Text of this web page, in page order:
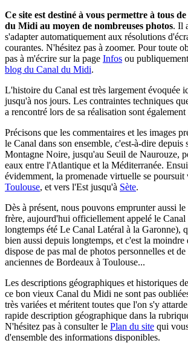
Ce site est destiné à vous permettre à tous
du Midi au moyen de nombreuses photos. Il
s'adapter automatiquement aux résolutions
courantes. N'hésitez pas à zoomer. Pour toute
pas à m'écrire sur la page Infos ou
blog du Canal du Midi.
L'histoire du Canal est très largement évoquée
jusqu'à nos jours. Les contraintes techniques
a rencontré lors de sa réalisation sont également
Précisons que les commentaires et les images
le Canal dans son ensemble, c'est-à-dire depuis
Montagne Noire, jusqu'au Seuil de Naurouze,
eaux entre l'Atlantique et la Méditerranée.
évidemment, la promenade virtuelle se poursuit
Toulouse, et vers l'Est jusqu'à Sète.
Dès à présent, nous pouvons emprunter aussi
frère, aujourd'hui officiellement appelé le Canal
longtemps été Le Canal Latéral à la Garonne),
bien aussi depuis longtemps, et c'est la moindre
dispose de pas mal de photos personnelles et de
anciennes de Bordeaux à Toulouse...
Les descriptions géographiques et historiques
ce bon vieux Canal du Midi ne sont pas
très variées et méritent toutes que l'on s'y
rapide description géographique dans la
N'hésitez pas à consulter le Plan du site qui
d'ensemble des informations disponibles.